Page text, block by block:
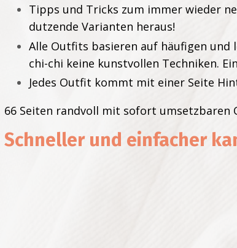
Tipps und Tricks zum immer wieder
dutzende Varianten heraus!
Alle Outfits basieren auf häufigen und
chi-chi keine kunstvollen Techniken.
Jedes Outfit kommt mit einer Seite
66 Seiten randvoll mit sofort umsetzbaren
Schneller und einfacher